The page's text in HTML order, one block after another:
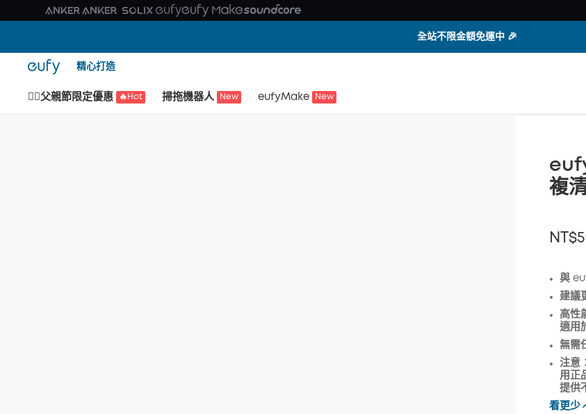
全站不限金額免運中 🎉
精心打造
🙆‍♂️父親節限定優惠 🔥Hot 掃拖機器人 New eufyMake New
複
折
優惠
與
建議
高性
適用
無需
注意
用正
提供
看更少